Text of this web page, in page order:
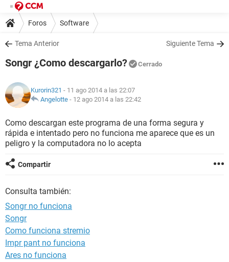
Foros Software
Tema Anterior Siguiente Tema
Songr ¿Como descargarlo? Cerrado
Kurorin321 - 11 ago 2014 a las 22:07
Angelotte - 12 ago 2014 a las 22:42
Como descargan este programa de una forma segura y
rápida e intentado pero no funciona me aparece que es un
peligro y la computadora no lo acepta
Compartir
Consulta también:
Songr no funciona
Songr
Como funciona stremio
Impr pant no funciona
Ares no funciona